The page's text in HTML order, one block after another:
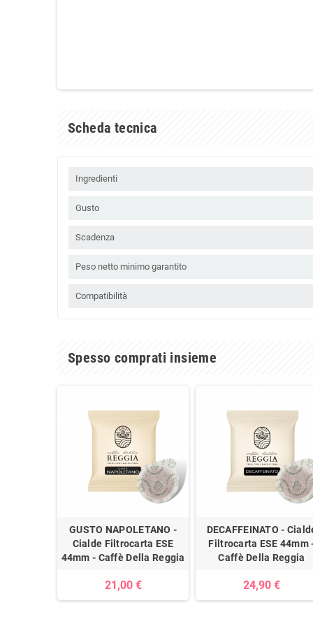
Scheda tecnica
Ingredienti
Gusto
Scadenza
Peso netto minimo garantito
Compatibilità
Spesso comprati insieme
GUSTO NAPOLETANO -
Cialde Filtrocarta ESE
44mm - Caffè Della Reggia
21,00 €
DECAFFEINATO -
Filtrocarta ESE 44mm
Caffè Della Reggia
24,90 €